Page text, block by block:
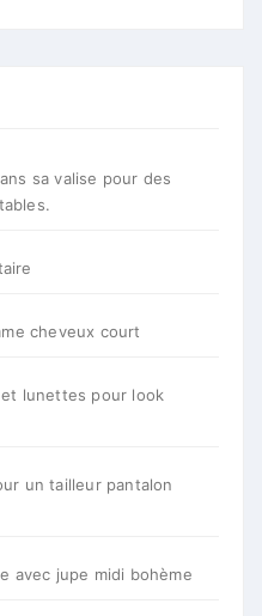
sa valise pour des
cheveux court
et lunettes pour look
un tailleur pantalon
avec jupe midi bohème